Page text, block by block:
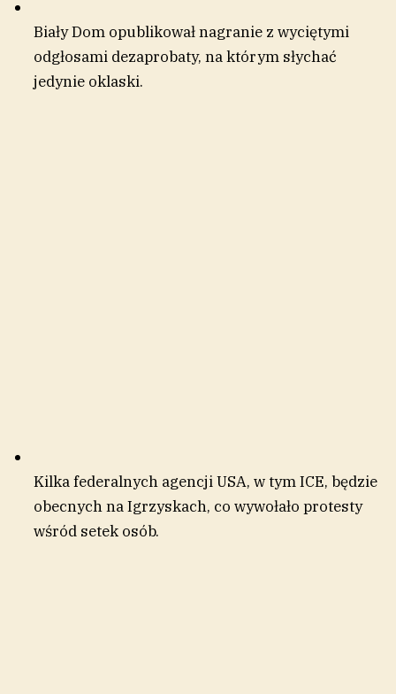
Biały Dom opublikował nagranie z wyciętymi
odgłosami dezaprobaty, na którym słychać
jedynie oklaski.
Kilka federalnych agencji USA, w tym ICE, będzie
obecnych na Igrzyskach, co wywołało protesty
wśród setek osób.